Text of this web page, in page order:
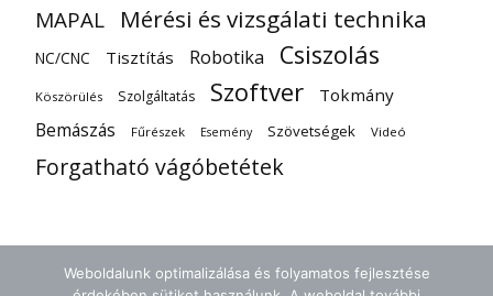
MAPAL Mérési és vizsgálati technika
NC/CNC Tisztítás Robotika Csiszolás
Köszörülés Szolgáltatás Szoftver Tokmány
Bemászás Fűrészek Esemény Szövetségek Videó
Forgatható vágóbetétek
Weboldalunk optimalizálása és folyamatos fejlesztése